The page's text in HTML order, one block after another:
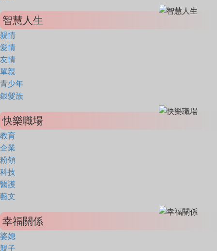
智慧人生
親情
愛情
友情
單親
青少年
銀髮族
快樂職場
教育
企業
粉領
科技
醫護
藝文
幸福關係
婆媳
親子